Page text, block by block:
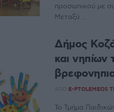
προσωπικού με
Μεταξύ ...
Δήμος
και νηπίων
ΑΠΌ E-PTOLEMEOS
Το Τμήμα